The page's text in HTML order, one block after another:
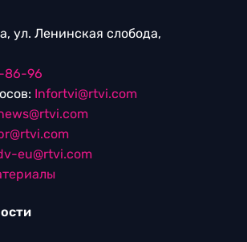
ул. Ленинская слобода,
86-96
Infortvi@rtvi.com
eu@rtvi.com